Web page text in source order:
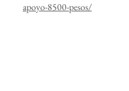
apoyo-8500-pesos/